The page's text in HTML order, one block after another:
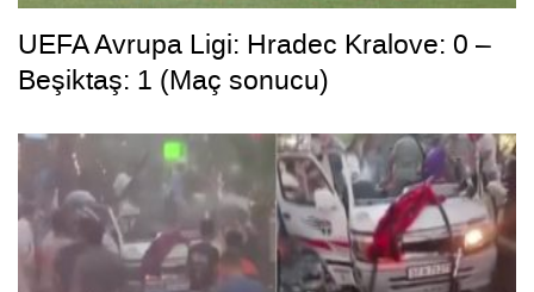
UEFA Avrupa Ligi: Hradec Kralove: 0 –
Beşiktaş: 1 (Maç sonucu)